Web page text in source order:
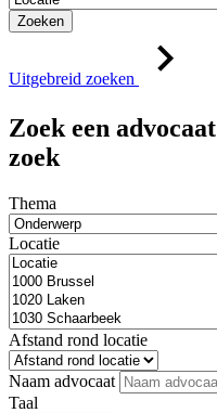
Zoeken
Uitgebreid zoeken
Zoek een advocaat
zoek
Thema
Locatie
Afstand rond locatie
Naam advocaat
Taal